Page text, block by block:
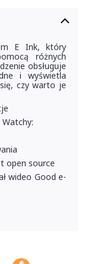
E Ink, który
różnych
obsługuje
i wyświetla
czy warto je
open source
wideo Good e-